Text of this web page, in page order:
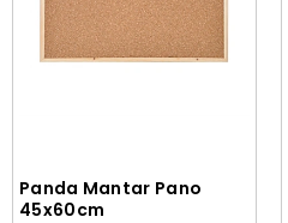
Sepete Ekle
Panda Mantar Pano
45x60cm